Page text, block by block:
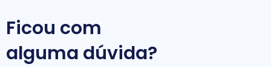
Ficou com
alguma dúvida?